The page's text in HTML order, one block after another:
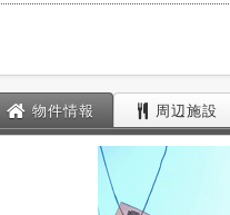
物件情報 周辺施設